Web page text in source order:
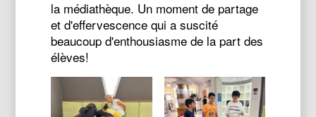
la médiathèque. Un moment de partage
et d'effervescence qui a suscité
beaucoup d'enthousiasme de la part des
élèves!